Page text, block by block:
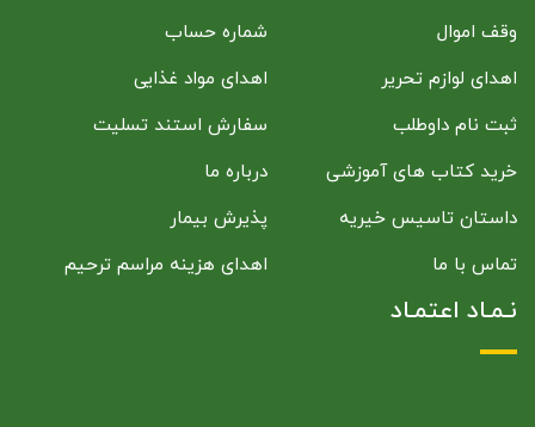
وقف اموال
شماره حساب
اهدای لوازم تحریر
اهدای مواد غذایی
ثبت نام داوطلب
سفارش استند تسلیت
خرید کتاب های آموزشی
درباره ما
داستان تاسیس خیریه
پذیرش بیمار
تماس با ما
اهدای هزینه مراسم ترحیم
نـمـاد اعتمـاد